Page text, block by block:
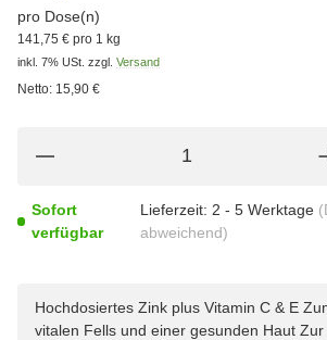
pro Dose(n)
141,75 € pro 1 kg
inkl. 7% USt. zzgl. Versand
Netto: 15,90 €
Sofort
verfügbar
Lieferzeit: 2 - 5 Werktage
abweichend)
Hochdosiertes Zink plus Vitamin C & E
vitalen Fells und einer gesunden Haut